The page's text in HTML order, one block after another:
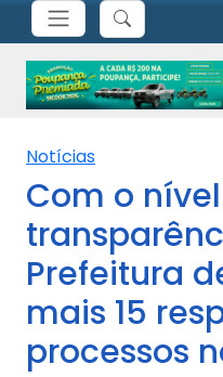
Notícias
Com o
Prefeitura
mais 15
processos